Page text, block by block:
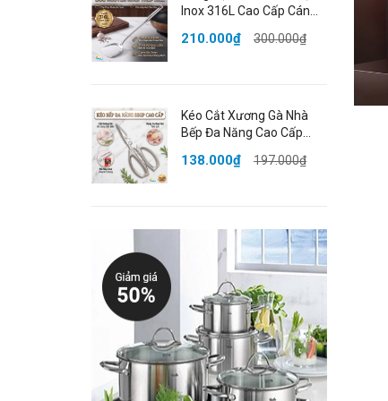
Inox 316L Cao Cấp Cán
Toàn Đạt Chất Lượng
210.000₫ 300.000₫
Kéo Cắt Xương Gà Nhà
Bếp Đa Năng Cao Cấp
Lượng LFGB Đức SSGP
138.000₫ 197.000₫